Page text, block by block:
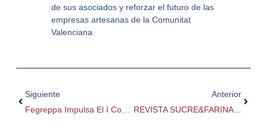
de sus asociados y reforzar el futuro de las
empresas artesanas de la Comunitat
Valenciana.
Siguiente
Fegreppa Impulsa El I Concurso De Nuevas Promesas De La Panadería En Gastrónoma 2026
Anterior
REVISTA SUCRE&FARINA | Nº 96